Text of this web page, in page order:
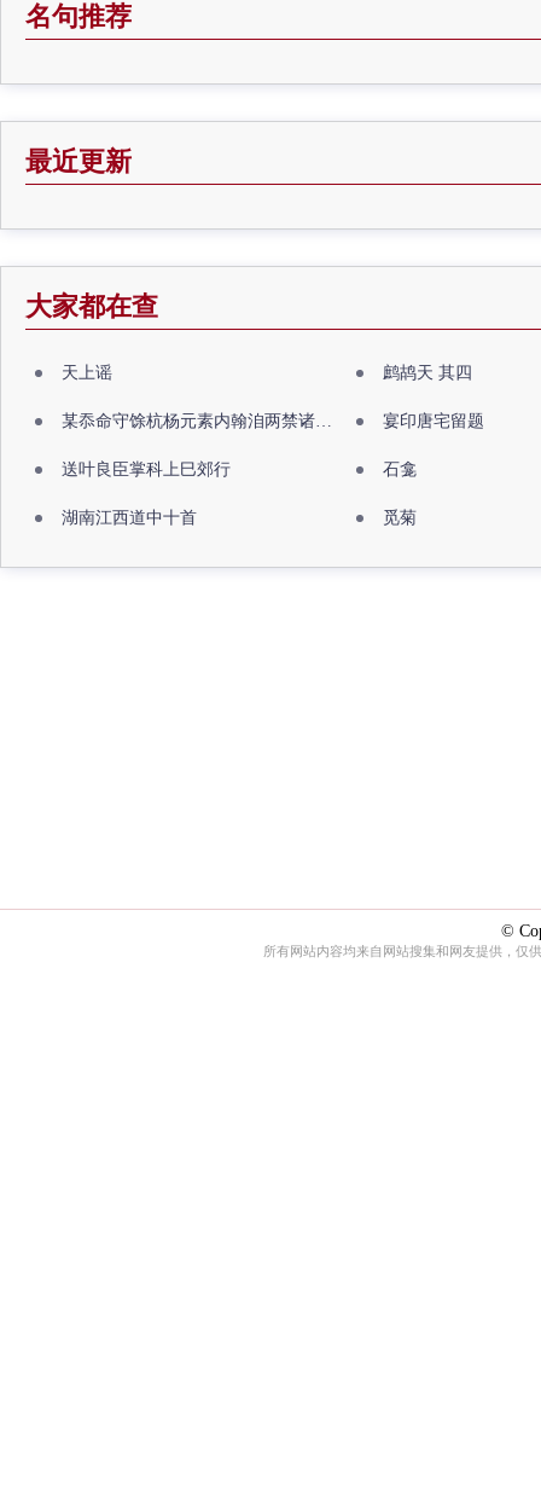
名句推荐
最近更新
大家都在查
天上谣 鹧鸪天 其四
某忝命守馀杭杨元素内翰洎两禁诸公出祖佛寺 宴印唐宅留题
送叶良臣掌科上巳郊行 石龛
湖南江西道中十首 觅菊
©
所有网站内容均来自网站搜集和网友提供，仅